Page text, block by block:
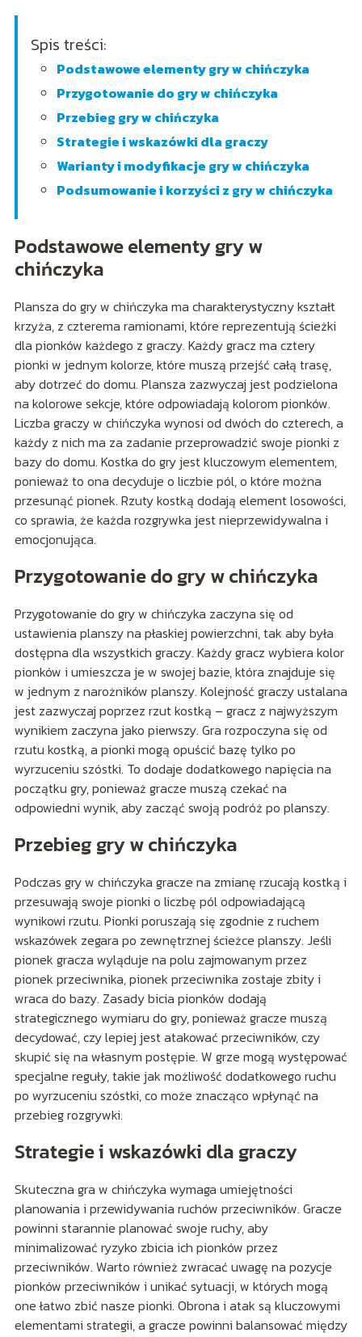
Spis treści:
Podstawowe elementy gry w chińczyka
Przygotowanie do gry w chińczyka
Przebieg gry w chińczyka
Strategie i wskazówki dla graczy
Warianty i modyfikacje gry w chińczyka
Podsumowanie i korzyści z gry w chińczyka
Podstawowe elementy gry w
chińczyka
Plansza do gry w chińczyka ma charakterystyczny kształt
krzyża, z czterema ramionami, które reprezentują ścieżki
dla pionków każdego z graczy. Każdy gracz ma cztery
pionki w jednym kolorze, które muszą przejść całą trasę,
aby dotrzeć do domu. Plansza zazwyczaj jest podzielona
na kolorowe sekcje, które odpowiadają kolorom pionków.
Liczba graczy w chińczyka wynosi od dwóch do czterech, a
każdy z nich ma za zadanie przeprowadzić swoje pionki z
bazy do domu. Kostka do gry jest kluczowym elementem,
ponieważ to ona decyduje o liczbie pól, o które można
przesunąć pionek. Rzuty kostką dodają element losowości,
co sprawia, że każda rozgrywka jest nieprzewidywalna i
emocjonująca.
Przygotowanie do gry w chińczyka
Przygotowanie do gry w chińczyka zaczyna się od
ustawienia planszy na płaskiej powierzchni, tak aby była
dostępna dla wszystkich graczy. Każdy gracz wybiera kolor
pionków i umieszcza je w swojej bazie, która znajduje się
w jednym z narożników planszy. Kolejność graczy ustalana
jest zazwyczaj poprzez rzut kostką – gracz z najwyższym
wynikiem zaczyna jako pierwszy. Gra rozpoczyna się od
rzutu kostką, a pionki mogą opuścić bazę tylko po
wyrzuceniu szóstki. To dodaje dodatkowego napięcia na
początku gry, ponieważ gracze muszą czekać na
odpowiedni wynik, aby zacząć swoją podróż po planszy.
Przebieg gry w chińczyka
Podczas gry w chińczyka gracze na zmianę rzucają kostką i
przesuwają swoje pionki o liczbę pól odpowiadającą
wynikowi rzutu. Pionki poruszają się zgodnie z ruchem
wskazówek zegara po zewnętrznej ścieżce planszy. Jeśli
pionek gracza wyląduje na polu zajmowanym przez
pionek przeciwnika, pionek przeciwnika zostaje zbity i
wraca do bazy. Zasady bicia pionków dodają
strategicznego wymiaru do gry, ponieważ gracze muszą
decydować, czy lepiej jest atakować przeciwników, czy
skupić się na własnym postępie. W grze mogą występować
specjalne reguły, takie jak możliwość dodatkowego ruchu
po wyrzuceniu szóstki, co może znacząco wpłynąć na
przebieg rozgrywki.
Strategie i wskazówki dla graczy
Skuteczna gra w chińczyka wymaga umiejętności
planowania i przewidywania ruchów przeciwników. Gracze
powinni starannie planować swoje ruchy, aby
minimalizować ryzyko zbicia ich pionków przez
przeciwników. Warto również zwracać uwagę na pozycje
pionków przeciwników i unikać sytuacji, w których mogą
one łatwo zbić nasze pionki. Obrona i atak są kluczowymi
elementami strategii, a gracze powinni balansować między